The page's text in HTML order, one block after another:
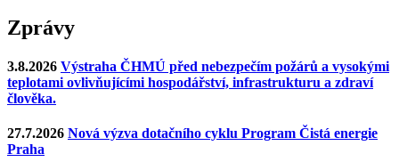
Zprávy
3.8.2026 Výstraha ČHMÚ před nebezpečím požárů a vysokými
teplotami ovlivňujícími hospodářství, infrastrukturu a zdraví
člověka.
27.7.2026 Nová výzva dotačního cyklu Program Čistá energie
Praha